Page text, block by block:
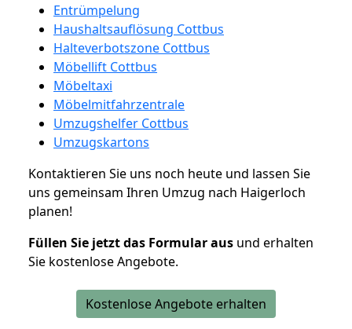
Entrümpelung
Haushaltsauflösung Cottbus
Halteverbotszone Cottbus
Möbellift Cottbus
Möbeltaxi
Möbelmitfahrzentrale
Umzugshelfer Cottbus
Umzugskartons
Kontaktieren Sie uns noch heute und lassen Sie
uns gemeinsam Ihren Umzug nach Haigerloch
planen!
Füllen Sie jetzt das Formular aus und erhalten
Sie kostenlose Angebote.
Kostenlose Angebote erhalten